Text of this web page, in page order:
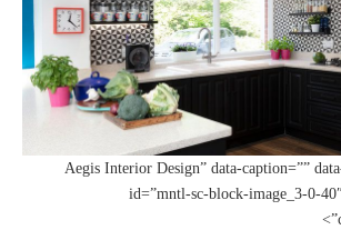
Aegis Interior Design” data-caption=””
id=”mntl-sc-block-image_3-0-